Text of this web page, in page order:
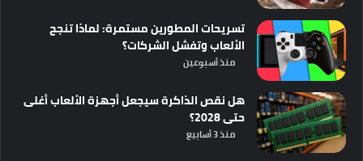
تسريحات المطورين مستمرة: لماذا تنجح
الألعاب وتفشل الشركات؟
منذ أسبوعين
هل نقص الذاكرة سيجعل أجهزة الألعاب أغلى
حتى 2028؟
منذ 3 أسابيع